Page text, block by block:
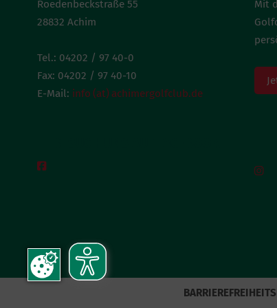
Roedenbeckstraße 55
28832 Achim
Tel.: 04202 / 97 40-0
Fax: 04202 / 97 40-10
E-Mail: info (at) achimergolfclub.de

Mit
